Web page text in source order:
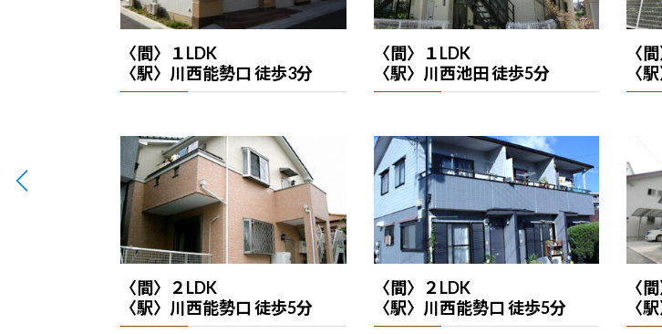
〈間〉１LDK
〈駅〉川西能勢口 徒歩3分
〈間〉１LDK
〈駅〉川西池田 徒歩5分
〈
〈
〈間〉２LDK
〈駅〉川西能勢口 徒歩5分
〈間〉２LDK
〈駅〉川西能勢口 徒歩5分
〈
〈